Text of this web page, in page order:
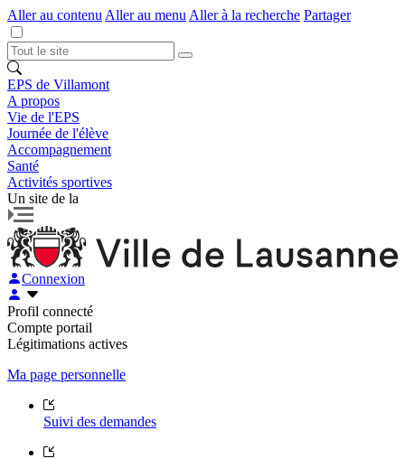
Aller au contenu Aller au menu Aller à la recherche Partager
EPS de Villamont
A propos
Vie de l'EPS
Journée de l'élève
Accompagnement
Santé
Activités sportives
Un site de la
Connexion
Profil connecté
Compte portail
Légitimations actives
Ma page personnelle
Suivi des demandes